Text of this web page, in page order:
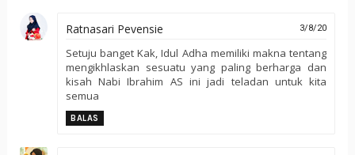
Ratnasari Pevensie 3/8/20
Setuju banget Kak, Idul Adha memiliki makna tentang
mengikhlaskan sesuatu yang paling berharga dan
kisah Nabi Ibrahim AS ini jadi teladan untuk kita
semua
BALAS